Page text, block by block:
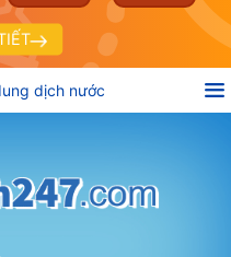
dịch nước